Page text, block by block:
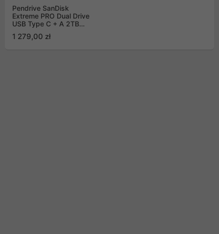
Pendrive SanDisk
Extreme PRO Dual Drive
USB Type C + A 2TB
1 279,00 zł